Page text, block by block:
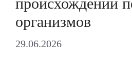
организмов
29.06.2026